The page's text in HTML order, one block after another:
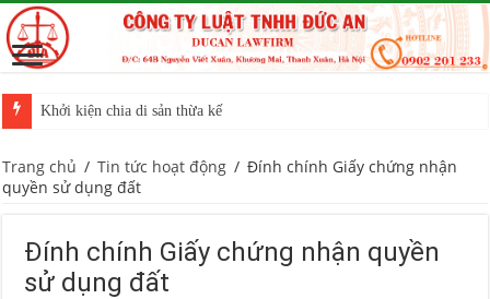
Khởi kiện chia di sản thừa kế
Trang chủ / Tin tức hoạt động / Đính chính Giấy chứng nhận
quyền sử dụng đất
Đính chính Giấy chứng nhận quyền
sử dụng đất